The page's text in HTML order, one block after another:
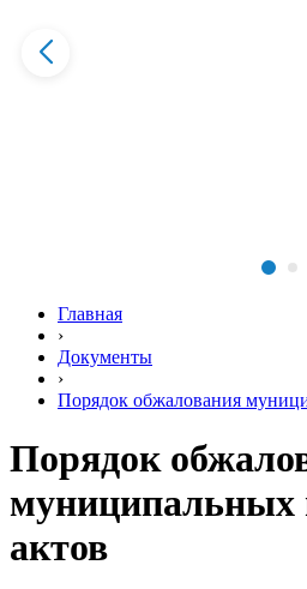
Главная
›
Документы
›
Порядок обжалования
Порядок
муниципальных
актов